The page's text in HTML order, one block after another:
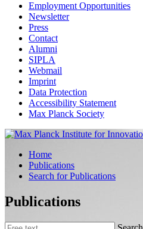
Employment Opportunities
Newsletter
Press
Contact
Alumni
SIPLA
Webmail
Imprint
Data Protection
Accessibility Statement
Max Planck Society
Home
Publications
Search for Publications
Publications